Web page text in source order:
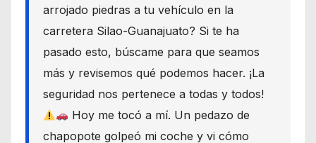
arrojado piedras a tu vehículo en la
carretera Silao-Guanajuato? Si te ha
pasado esto, búscame para que seamos
más y revisemos qué podemos hacer. ¡La
seguridad nos pertenece a todas y todos!
Hoy me tocó a mí. Un pedazo de
chapopote golpeó mi coche y vi cómo